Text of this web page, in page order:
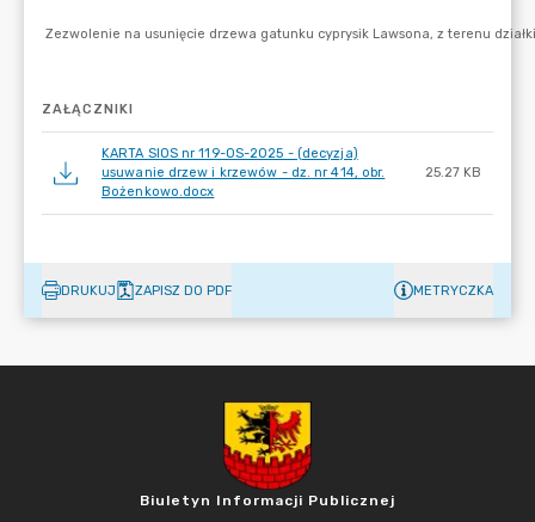
ZAŁĄCZNIKI
KARTA SIOS nr 119-OS-2025 - (decyzja)
usuwanie drzew i krzewów - dz. nr 414, obr.
Bożenkowo.docx
25.27 KB
DRUKUJ ZAPISZ DO PDF METRYCZKA
Biuletyn Informacji Publicznej